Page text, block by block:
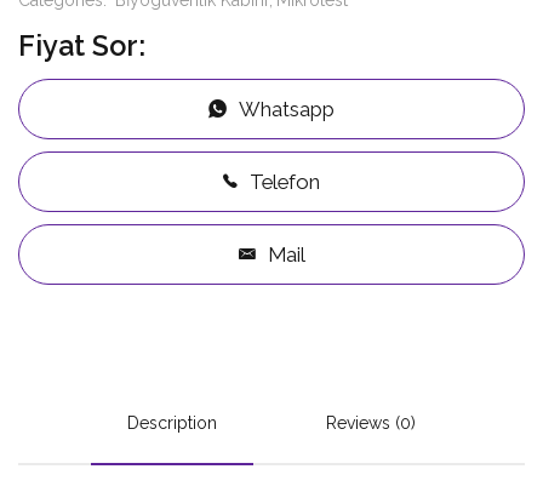
Fiyat Sor:
Whatsapp
Telefon
Mail
Description Reviews (0)